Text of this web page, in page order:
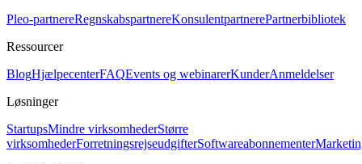
Pleo-partnereRegnskabspartnereKonsulentpartnerePartnerbibliotek
Ressourcer
BlogHjælpecenterFAQEvents og webinarerKunderAnmeldelser
Løsninger
StartupsMindre virksomhederStørre
virksomhederForretningsrejseudgifterSoftwareabonnementer